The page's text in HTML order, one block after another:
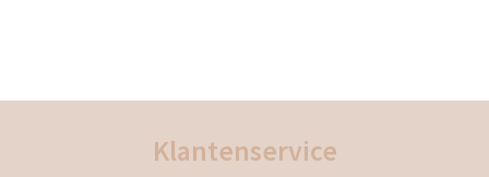
Klantenservice